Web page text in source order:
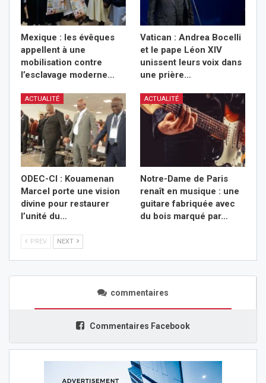
Mexique : les évêques
appellent à une
mobilisation contre
l’esclavage moderne…
Vatican : Andrea Bocelli
et le pape Léon XIV
unissent leurs voix dans
une prière…
ACTUALITÉ
ODEC-CI : Kouamenan
Marcel porte une vision
divine pour restaurer
l’unité du…
ACTUALITÉ
Notre-Dame de Paris
renaît en musique : une
guitare fabriquée avec
du bois marqué par…
PREV NEXT
commentaires
Commentaires Facebook